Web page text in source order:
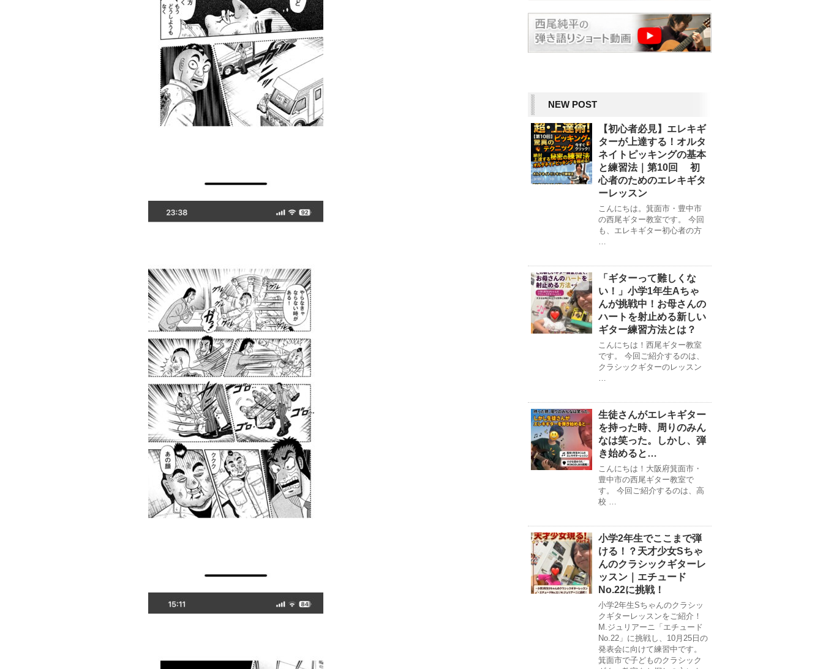
NEW POST
【初心者必見】エレキギ
ターが上達する！オルタ
ネイトピッキングの基本
と練習法｜第10回 初
心者のためのエレキギタ
ーレッスン
こんにちは。箕面市・豊中市
の西尾ギター教室です。 今回
も、エレキギター初心者の方
…
「ギターって難しくな
い！」小学1年生Aちゃ
んが挑戦中！お母さんの
ハートを射止める新しい
ギター練習方法とは？
こんにちは！西尾ギター教室
です。 今回ご紹介するのは、
クラシックギターのレッスン
…
生徒さんがエレキギター
を持った時、周りのみん
なは笑った。しかし、弾
き始めると…
こんにちは！大阪府箕面市・
豊中市の西尾ギター教室で
す。 今回ご紹介するのは、高
校 …
小学2年生でここまで弾
ける！？天才少女Sちゃ
んのクラシックギターレ
ッスン｜エチュード
No.22に挑戦！
小学2年生Sちゃんのクラシッ
クギターレッスンをご紹介！
M.ジュリアーニ「エチュード
No.22」に挑戦し、10月25日の
発表会に向けて練習中です。
箕面市で子どものクラシック